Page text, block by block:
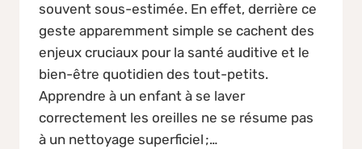
souvent sous-estimée. En effet, derrière ce
geste apparemment simple se cachent des
enjeux cruciaux pour la santé auditive et le
bien-être quotidien des tout-petits.
Apprendre à un enfant à se laver
correctement les oreilles ne se résume pas
à un nettoyage superficiel ;…